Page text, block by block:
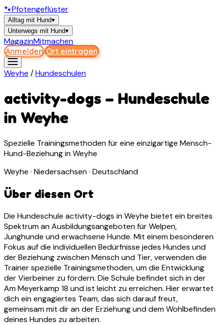
🐾Pfotengeflüster
Alltag mit Hund▾
Unterwegs mit Hund▾
MagazinMitmachen
Anmelden Ort eintragen
Weyhe /Hundeschulen
activity-dogs – Hundeschule
in Weyhe
Spezielle Trainingsmethoden für eine einzigartige Mensch-
Hund-Beziehung in Weyhe
Weyhe · Niedersachsen · Deutschland
Über diesen Ort
Die Hundeschule activity-dogs in Weyhe bietet ein breites
Spektrum an Ausbildungsangeboten für Welpen,
Junghunde und erwachsene Hunde. Mit einem besonderen
Fokus auf die individuellen Bedürfnisse jedes Hundes und
der Beziehung zwischen Mensch und Tier, verwenden die
Trainer spezielle Trainingsmethoden, um die Entwicklung
der Vierbeiner zu fördern. Die Schule befindet sich in der
Am Meyerkamp 18 und ist leicht zu erreichen. Hier erwartet
dich ein engagiertes Team, das sich darauf freut,
gemeinsam mit dir an der Erziehung und dem Wohlbefinden
deines Hundes zu arbeiten.